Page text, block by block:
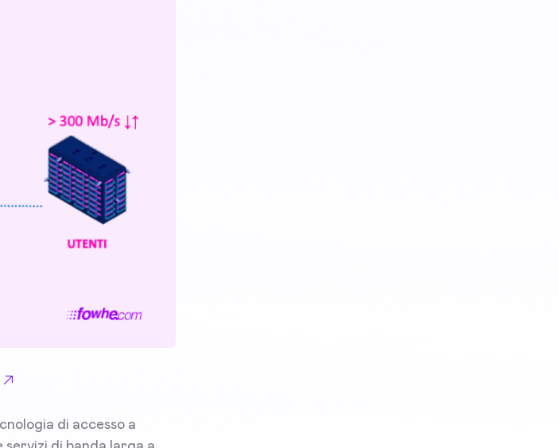
di accesso a